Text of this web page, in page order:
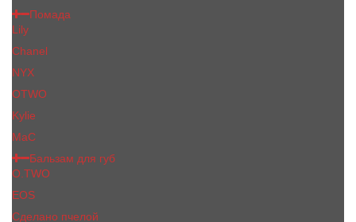
Помада
Lily
Chanel
NYX
OTWO
Kylie
МаС
Бальзам для губ
O.TWO
EOS
Сделано пчелой